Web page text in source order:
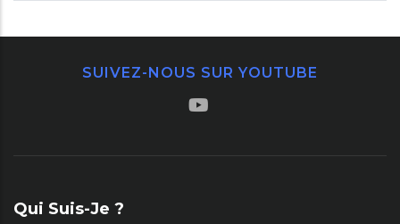
SUIVEZ-NOUS SUR YOUTUBE
Qui Suis-Je ?